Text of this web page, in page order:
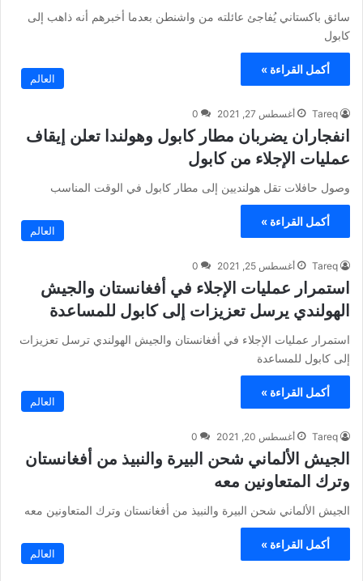
سائق باكستاني يُفاجئ عائلته من واشنطن بعدما أخبرهم أنه ذاهب إلى
كابول
أكمل القراءة »
العالم
Tareq أغسطس 27, 2021 0
انفجاران يضربان مطار كابول وهولندا تعلن إيقاف
عمليات الإجلاء من كابول
وصول حافلات تقل هولنديين إلى مطار كابول في الوقت المناسب
أكمل القراءة »
العالم
Tareq أغسطس 25, 2021 0
استمرار عمليات الإجلاء في أفغانستان والجيش
الهولندي يرسل تعزيزات إلى كابول للمساعدة
استمرار عمليات الإجلاء في أفغانستان والجيش الهولندي ترسل تعزيزات
إلى كابول للمساعدة
أكمل القراءة »
العالم
Tareq أغسطس 20, 2021 0
الجيش الألماني شحن البيرة والنبيذ من أفغانستان
وترك المتعاونين معه
الجيش الألماني شحن البيرة والنبيذ من أفغانستان وترك المتعاونين معه
أكمل القراءة »
العالم